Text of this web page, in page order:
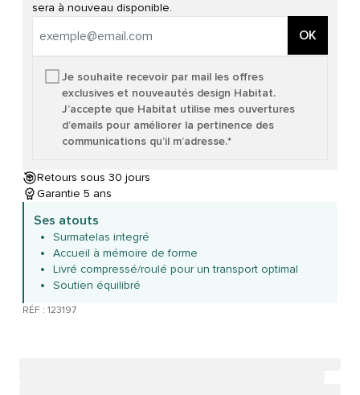
sera à nouveau disponible.
OK
Je souhaite recevoir par mail les offres
exclusives et nouveautés design Habitat.
J’accepte que Habitat utilise mes ouvertures
d’emails pour améliorer la pertinence des
communications qu’il m’adresse.*
Retours sous 30 jours
Garantie 5 ans
Ses atouts
Surmatelas integré
Accueil à mémoire de forme
Livré compressé/roulé pour un transport optimal
Soutien équilibré
RÉF : 123197